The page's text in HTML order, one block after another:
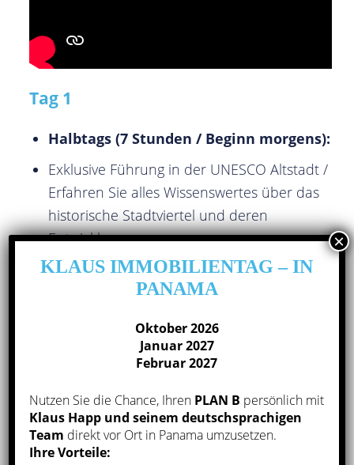
Tag 1
Halbtags (7 Stunden / Beginn morgens):
Exklusive Führung in der UNESCO Altstadt /
Erfahren Sie alles Wissenswertes über das
historische Stadtviertel und deren
Entwicklung
Immobilienbesichtigungen im Casco Viejo
Gemeinsames Essen im historischen Casco
Lernen Sie Klaus Happ und seine
Tag 2
Ab 08.30 Uhr (ganztags)
KLAUS IMMOBILIENTAG – IN
PANAMA
Oktober 2026
Januar 2027
Februar 2027
Nutzen Sie die Chance, Ihren PLAN B persönlich mit
Klaus Happ und seinem deutschsprachigen
Team direkt vor Ort in Panama umzusetzen.
Ihre Vorteile: